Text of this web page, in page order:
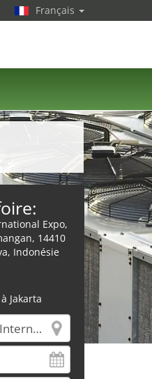
Expo,
14410
Indonésie
Jakarta
Français